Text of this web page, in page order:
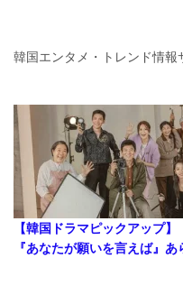
韓国エンタメ・トレンド情報
【韓国ドラマピックアップ】
『あなたが願いを言えば』